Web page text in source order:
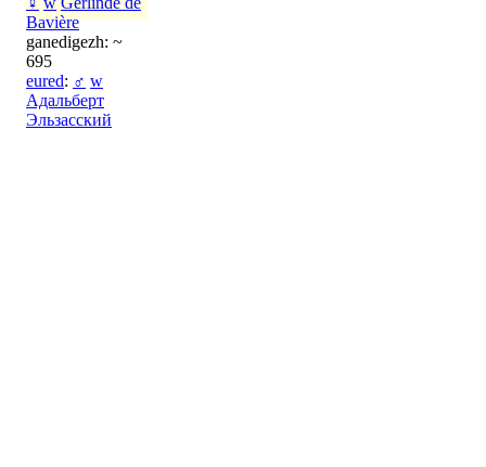
Bavière
ganedigezh: ~
695
eured: ♂ w
Адальберт
Эльзасский